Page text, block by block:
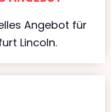
Angebot für
Lincoln.